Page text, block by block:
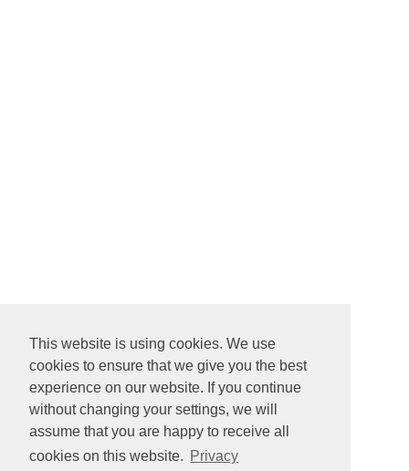
This website is using cookies. We use
cookies to ensure that we give you the best
experience on our website. If you continue
without changing your settings, we will
assume that you are happy to receive all
cookies on this website. Privacy